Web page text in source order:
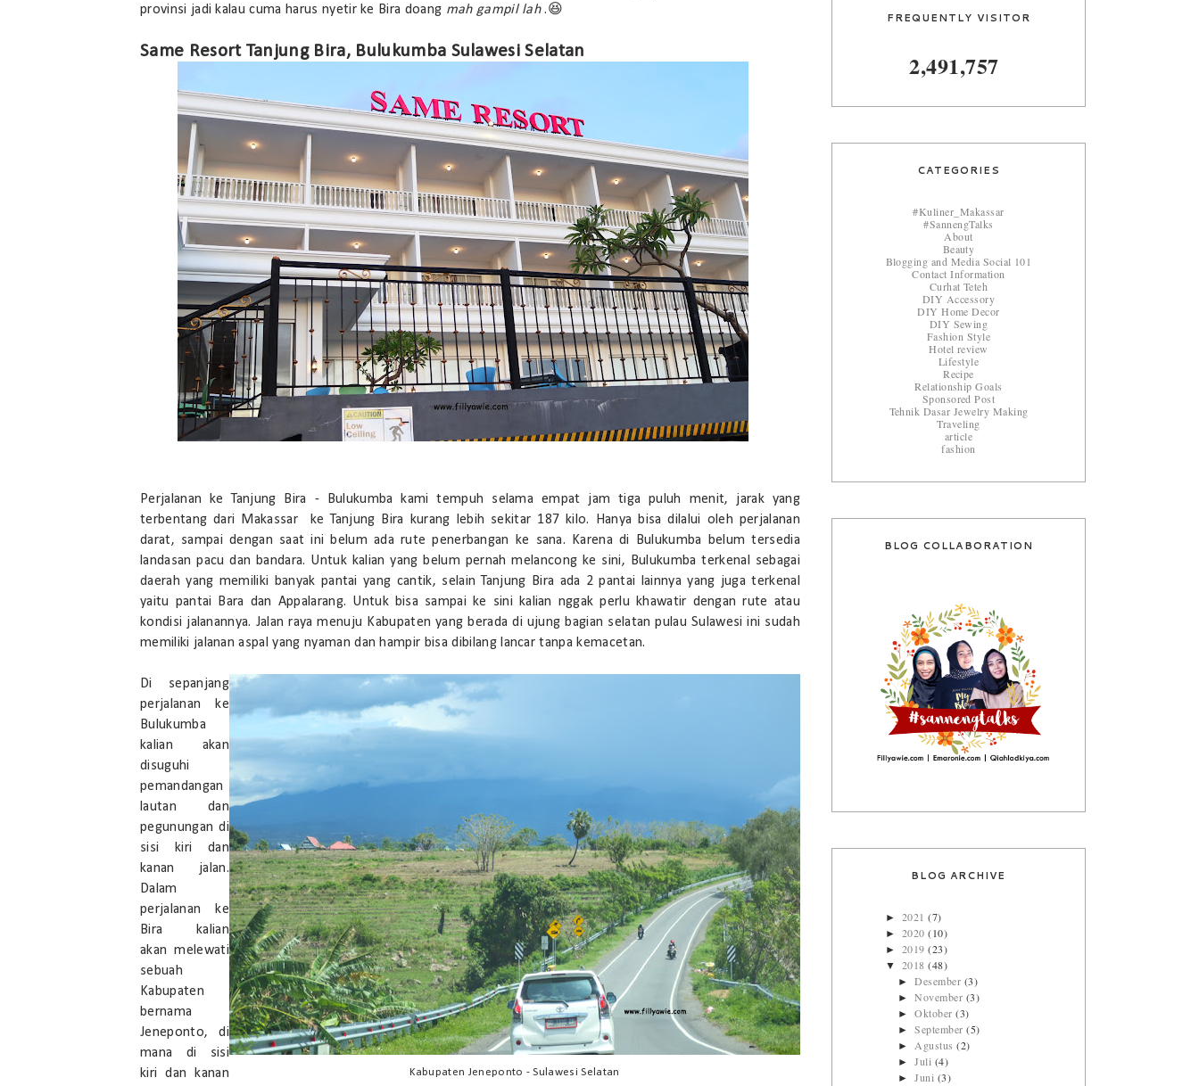
provinsi jadi kalau cuma harus nyetir ke Bira doang mah gampil lah.😆
Same Resort Tanjung Bira, Bulukumba Sulawesi Selatan
Perjalanan ke Tanjung Bira - Bulukumba kami tempuh selama empat jam tiga puluh menit, jarak yang
terbentang dari Makassar ke Tanjung Bira kurang lebih sekitar 187 kilo. Hanya bisa dilalui oleh perjalanan
darat, sampai dengan saat ini belum ada rute penerbangan ke sana. Karena di Bulukumba belum tersedia
landasan pacu dan bandara. Untuk kalian yang belum pernah melancong ke sini, Bulukumba terkenal sebagai
daerah yang memiliki banyak pantai yang cantik, selain Tanjung Bira ada 2 pantai lainnya yang juga terkenal
yaitu pantai Bara dan Appalarang. Untuk bisa sampai ke sini kalian nggak perlu khawatir dengan rute atau
kondisi jalanannya. Jalan raya menuju Kabupaten yang berada di ujung bagian selatan pulau Sulawesi ini sudah
memiliki jalanan aspal yang nyaman dan hampir bisa dibilang lancar tanpa kemacetan.
Kabupaten Jeneponto - Sulawesi Selatan
Di sepanjang
perjalanan ke
Bulukumba
kalian akan
disuguhi
pemandangan
lautan dan
pegunungan di
sisi kiri dan
kanan jalan.
Dalam
perjalanan ke
Bira kalian
akan melewati
sebuah
Kabupaten
bernama
Jeneponto, di
mana di sisi
kiri dan kanan
FREQUENTLY VISITOR
2,491,757
CATEGORIES
#Kuliner_Makassar
#SannengTalks
About
Beauty
Blogging and Media Social 101
Contact Information
Curhat Teteh
DIY Accessory
DIY Home Decor
DIY Sewing
Fashion Style
Hotel review
Lifestyle
Recipe
Relationship Goals
Sponsored Post
Tehnik Dasar Jewelry Making
Traveling
article
fashion
BLOG COLLABORATION
BLOG ARCHIVE
► 2021(7)
► 2020(10)
► 2019(23)
▼ 2018(48)
►Desember (3)
►November (3)
►Oktober(3)
►September(5)
►Agustus(2)
►Juli (4)
►Juni (3)